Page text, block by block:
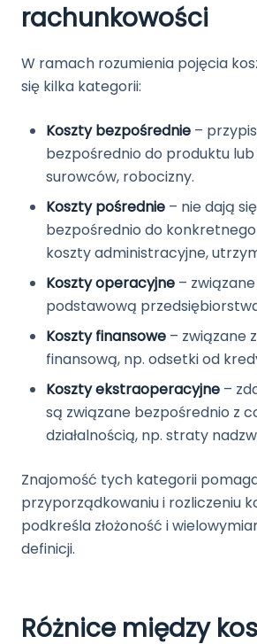
rachunkowości
W ramach rozumienia pojęcia
się kilka kategorii:
Koszty bezpośrednie –
bezpośrednio do produktu lub
surowców, robocizny.
Koszty pośrednie – nie dają
bezpośrednio do
koszty administracyjne,
Koszty operacyjne –
podstawową
Koszty finansowe – związane
finansową, np. odsetki od
Koszty ekstraoperacyjne –
są związane bezpośrednio z
działalnością, np. straty
Znajomość tych kategorii
przyporządkowaniu i rozliczeniu
podkreśla złożoność i
definicji.
Różnice między